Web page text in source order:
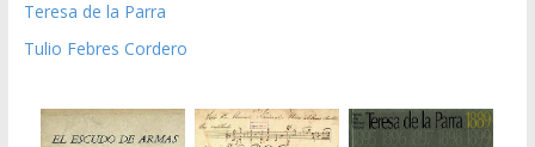
Teresa de la Parra
Tulio Febres Cordero